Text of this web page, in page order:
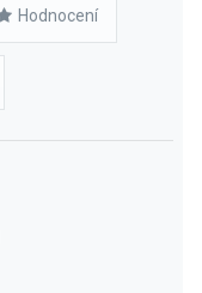
Hodnocení